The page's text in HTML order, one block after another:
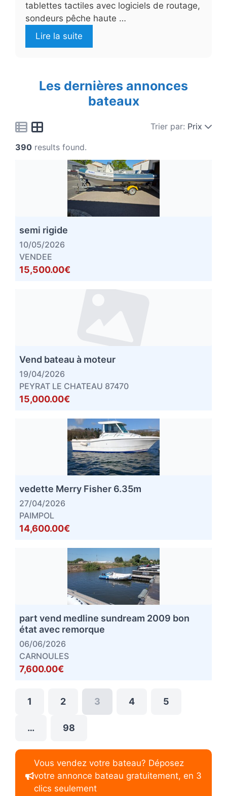
tablettes tactiles avec logiciels de routage,
sondeurs pêche haute …
Lire la suite
Les dernières annonces
bateaux
Trier par: Prix
390 results found.
semi rigide
10/05/2026
VENDEE
15,500.00€
Vend bateau à moteur
19/04/2026
PEYRAT LE CHATEAU 87470
15,000.00€
vedette Merry Fisher 6.35m
27/04/2026
PAIMPOL
14,600.00€
part vend medline sundream 2009 bon
état avec remorque
06/06/2026
CARNOULES
7,600.00€
1 2 3 4 5
… 98
Vous vendez votre bateau? Déposez
votre annonce bateau gratuitement, en 3
clics seulement